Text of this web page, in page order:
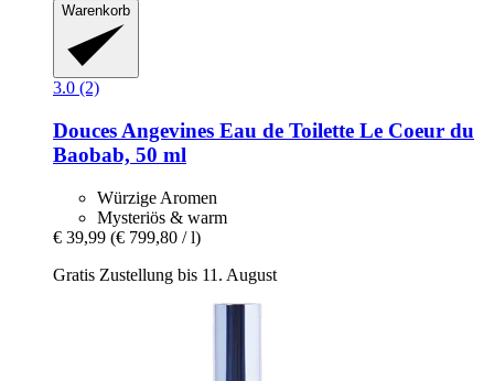
Warenkorb
3.0 (2)
Douces Angevines Eau de Toilette Le Coeur du
Baobab, 50 ml
Würzige Aromen
Mysteriös & warm
€ 39,99 (€ 799,80 / l)
Gratis Zustellung bis 11. August